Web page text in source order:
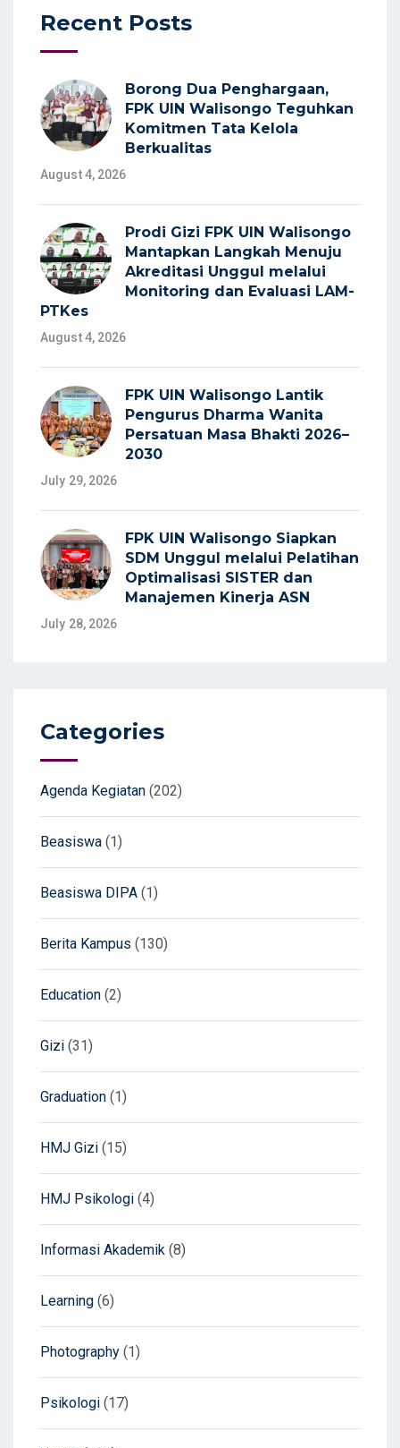
Recent Posts
Borong Dua Penghargaan,
FPK UIN Walisongo Teguhkan
Komitmen Tata Kelola
Berkualitas
August 4, 2026
Prodi Gizi FPK UIN Walisongo
Mantapkan Langkah Menuju
Akreditasi Unggul melalui
Monitoring dan Evaluasi LAM-
PTKes
August 4, 2026
FPK UIN Walisongo Lantik
Pengurus Dharma Wanita
Persatuan Masa Bhakti 2026–
2030
July 29, 2026
FPK UIN Walisongo Siapkan
SDM Unggul melalui Pelatihan
Optimalisasi SISTER dan
Manajemen Kinerja ASN
July 28, 2026
Categories
Agenda Kegiatan (202)
Beasiswa (1)
Beasiswa DIPA (1)
Berita Kampus (130)
Education (2)
Gizi (31)
Graduation (1)
HMJ Gizi (15)
HMJ Psikologi (4)
Informasi Akademik (8)
Learning (6)
Photography (1)
Psikologi (17)